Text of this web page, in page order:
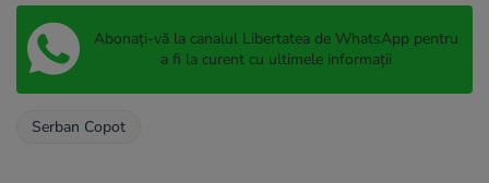
Abonați-vă la canalul Libertatea de WhatsApp pentru
a fi la curent cu ultimele informații
Serban Copot